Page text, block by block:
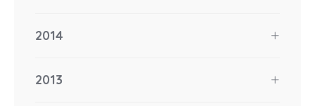
2014
2013